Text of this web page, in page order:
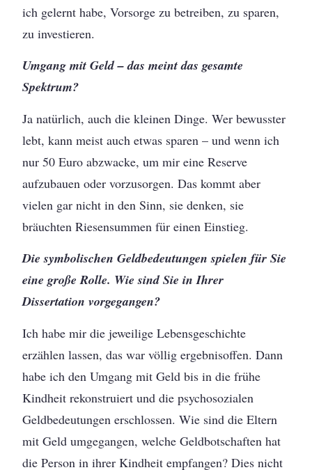
ich gelernt habe, Vorsorge zu betreiben, zu sparen,
zu investieren.
Umgang mit Geld – das meint das gesamte
Spektrum?
Ja natürlich, auch die kleinen Dinge. Wer bewusster
lebt, kann meist auch etwas sparen – und wenn ich
nur 50 Euro abzwacke, um mir eine Reserve
aufzubauen oder vorzusorgen. Das kommt aber
vielen gar nicht in den Sinn, sie denken, sie
bräuchten Riesensummen für einen Einstieg.
Die symbolischen Geldbedeutungen spielen für Sie
eine große Rolle. Wie sind Sie in Ihrer
Dissertation vorgegangen?
Ich habe mir die jeweilige Lebensgeschichte
erzählen lassen, das war völlig ergebnisoffen. Dann
habe ich den Umgang mit Geld bis in die frühe
Kindheit rekonstruiert und die psychosozialen
Geldbedeutungen erschlossen. Wie sind die Eltern
mit Geld umgegangen, welche Geldbotschaften hat
die Person in ihrer Kindheit empfangen? Dies nicht